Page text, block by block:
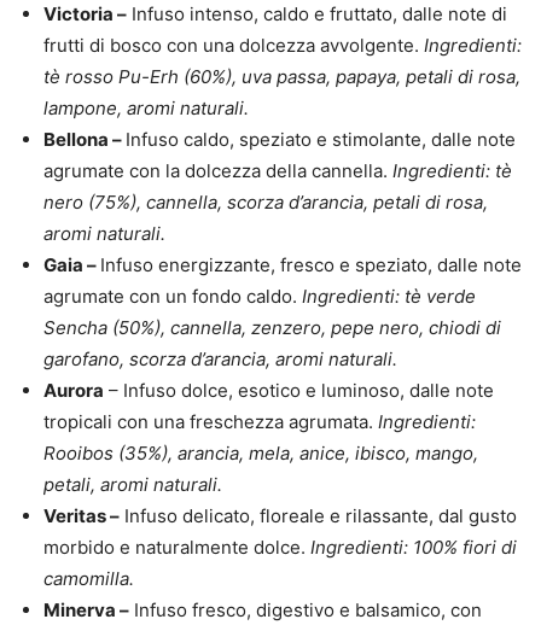
Victoria – Infuso intenso, caldo e fruttato, dalle note di
frutti di bosco con una dolcezza avvolgente. Ingredienti:
tè rosso Pu-Erh (60%), uva passa, papaya, petali di rosa,
lampone, aromi naturali.
Bellona – Infuso caldo, speziato e stimolante, dalle note
agrumate con la dolcezza della cannella. Ingredienti: tè
nero (75%), cannella, scorza d’arancia, petali di rosa,
aromi naturali.
Gaia – Infuso energizzante, fresco e speziato, dalle note
agrumate con un fondo caldo. Ingredienti: tè verde
Sencha (50%), cannella, zenzero, pepe nero, chiodi di
garofano, scorza d’arancia, aromi naturali.
Aurora – Infuso dolce, esotico e luminoso, dalle note
tropicali con una freschezza agrumata. Ingredienti:
Rooibos (35%), arancia, mela, anice, ibisco, mango,
petali, aromi naturali.
Veritas – Infuso delicato, floreale e rilassante, dal gusto
morbido e naturalmente dolce. Ingredienti: 100% fiori di
camomilla.
Minerva – Infuso fresco, digestivo e balsamico, con